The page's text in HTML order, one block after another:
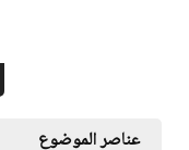
عناصر الموضوع